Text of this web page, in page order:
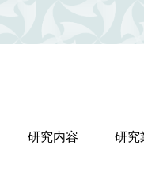
研究内容 研究